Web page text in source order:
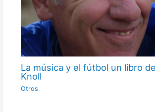
La música y el fútbol un libro
Knoll
Otros